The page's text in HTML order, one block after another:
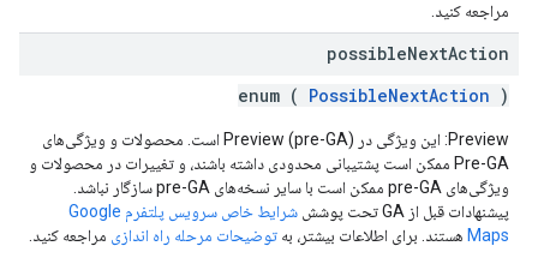
مراجعه کنید.
possibleNextAction
enum ( PossibleNextAction )
Preview: این ویژگی در Preview (pre-GA) است. محصولات و ویژگی‌های
Pre-GA ممکن است پشتیبانی محدودی داشته باشند، و تغییرات در محصولات و
ویژگی‌های pre-GA ممکن است با سایر نسخه‌های pre-GA سازگار نباشد.
پیشنهادات قبل از GA تحت پوشش
شرایط خاص سرویس پلتفرم Google
Maps هستند. برای اطلاعات بیشتر، به توضیحات مرحله راه اندازی مراجعه کنید.